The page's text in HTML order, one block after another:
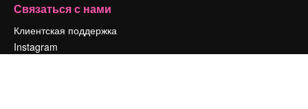
Связаться с нами
Клиентская поддержка
Instagram